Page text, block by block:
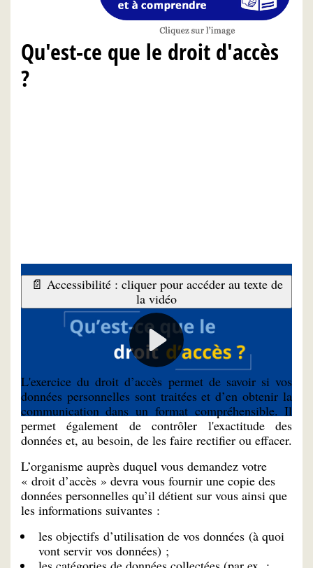
Qu'est-ce que le droit d'accès
?
📄 Accessibilité : cliquer pour accéder au texte de
la vidéo
À quoi cela sert-il ?
L'exercice du droit d’accès permet de savoir si vos
données personnelles sont traitées et d’en obtenir la
communication dans un format compréhensible. Il
permet également de contrôler l'exactitude des
données et, au besoin, de les faire rectifier ou effacer.
L’organisme auprès duquel vous demandez votre
« droit d’accès » devra vous fournir une copie des
données personnelles qu’il détient sur vous ainsi que
les informations suivantes :
les objectifs d’utilisation de vos données (à quoi
vont servir vos données) ;